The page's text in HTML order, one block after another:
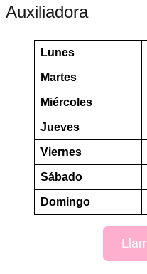
Auxiliadora
Lunes
Martes
Miércoles
Jueves
Viernes
Sábado
Domingo